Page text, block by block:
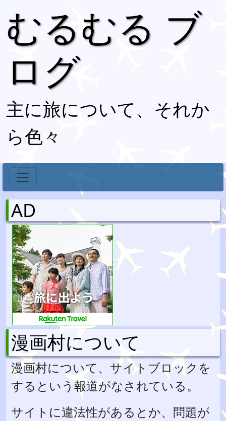
むるむる ブ
ログ
主に旅について、それか
ら色々
AD
漫画村について
漫画村について、サイトブロックを
するという報道がなされている。
サイトに違法性があるとか、問題が